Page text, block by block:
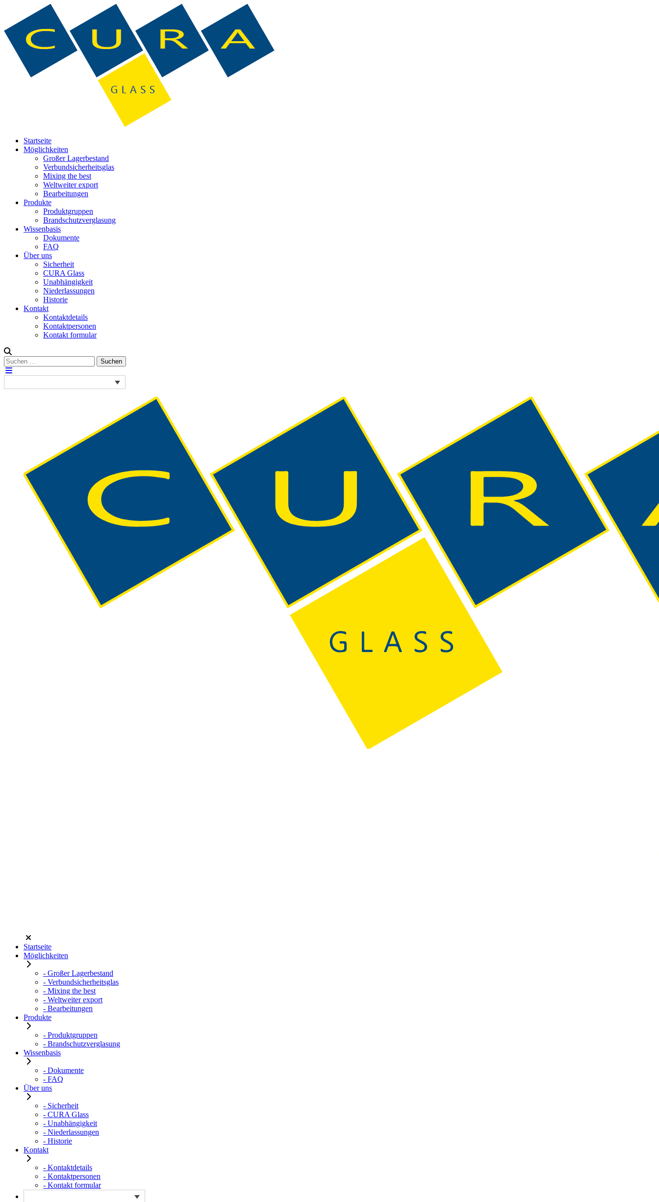
Startseite
Möglichkeiten
Großer Lagerbestand
Verbundsicherheitsglas
Mixing the best
Weltweiter export
Bearbeitungen
Produkte
Produktgruppen
Brandschutzverglasung
Wissenbasis
Dokumente
FAQ
Über uns
Sicherheit
CURA Glass
Unabhängigkeit
Niederlassungen
Historie
Kontakt
Kontaktdetails
Kontaktpersonen
Kontakt formular
Suchen
nach:
Suchen
Startseite
Möglichkeiten
- Großer Lagerbestand
- Verbundsicherheitsglas
- Mixing the best
- Weltweiter export
- Bearbeitungen
Produkte
- Produktgruppen
- Brandschutzverglasung
Wissenbasis
- Dokumente
- FAQ
Über uns
- Sicherheit
- CURA Glass
- Unabhängigkeit
- Niederlassungen
- Historie
Kontakt
- Kontaktdetails
- Kontaktpersonen
- Kontakt formular